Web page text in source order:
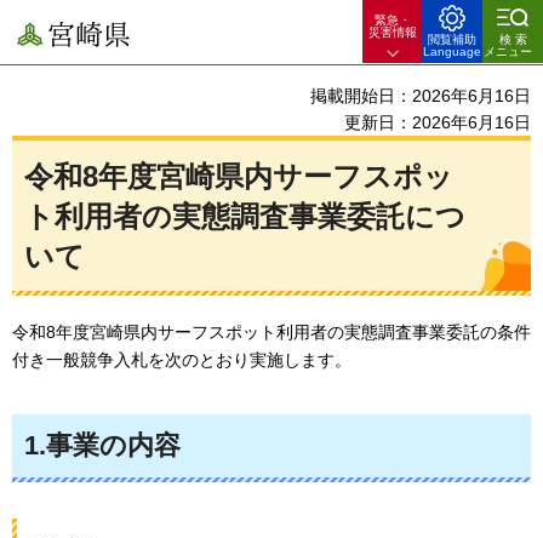
宮崎県
緊急・
災害情報
閲覧補助
Language
検索
メニュー
掲載開始日：2026年6月16日
更新日：2026年6月16日
令和8年度宮崎県内サーフスポッ
ト利用者の実態調査事業委託につ
いて
令和8年度宮崎県内サーフスポット利用者の実態調査事業委託の条件
付き一般競争入札を次のとおり実施します。
1.事業の内容